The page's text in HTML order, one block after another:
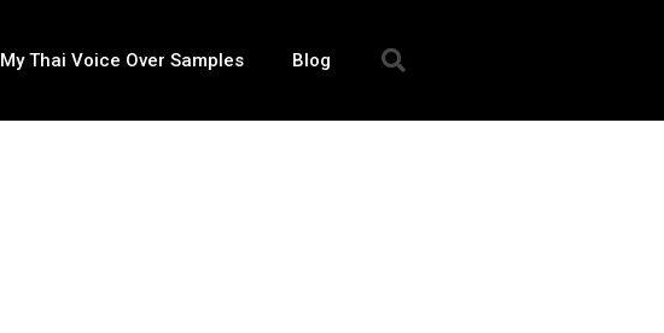
My Thai Voice Over Samples Blog